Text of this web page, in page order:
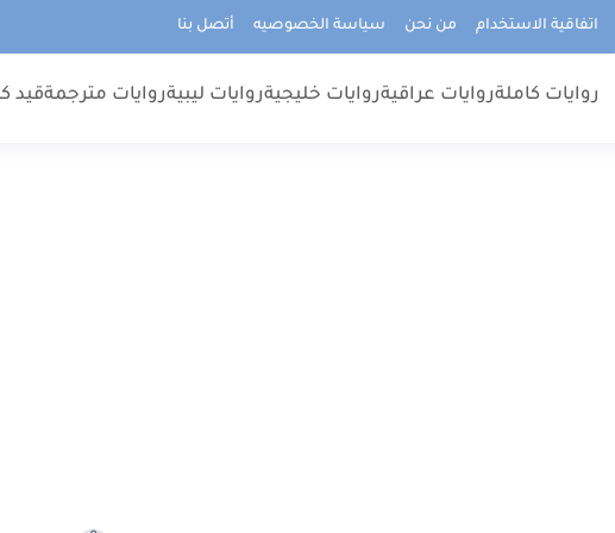
اتفاقية الاستخدام من نحن سياسة الخصوصيه أتصل بنا
روايات كاملةروايات عراقيةروايات خليجيةروايات ليبيةروايات مترجمةقيد